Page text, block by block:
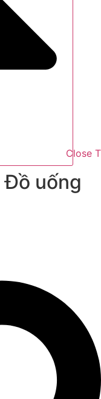
Close
Đồ uống